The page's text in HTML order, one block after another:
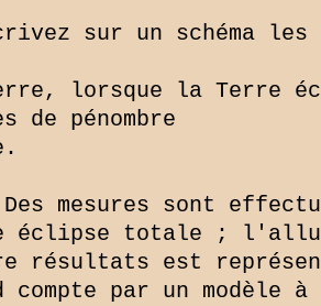
sur un schéma les
lorsque la Terre
de pénombre
mesures sont
éclipse totale ;
résultats est
compte par un modèle à